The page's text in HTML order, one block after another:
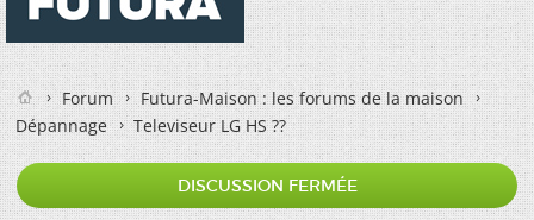
Forum
Futura-Maison : les forums de la maison
Dépannage
Televiseur LG HS ??
DISCUSSION FERMÉE